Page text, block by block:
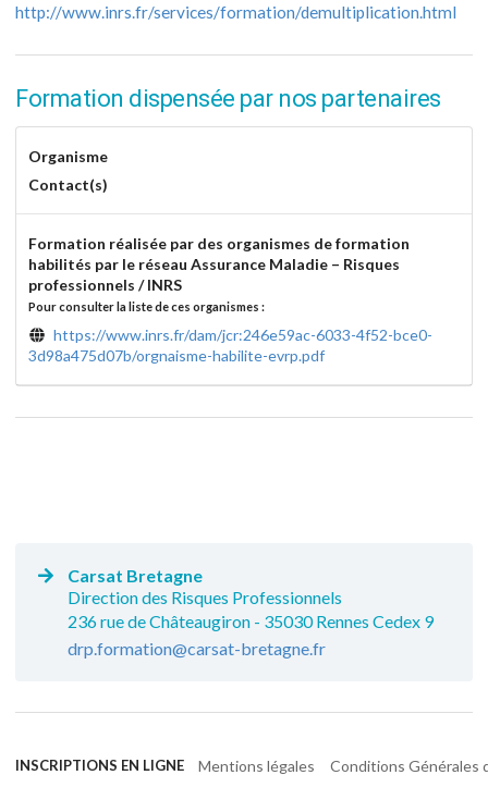
http://www.inrs.fr/services/formation/demultiplication.html
Formation dispensée par nos partenaires
Organisme
Contact(s)
Formation réalisée par des organismes de formation
habilités par le réseau Assurance Maladie – Risques
professionnels / INRS
Pour consulter la liste de ces organismes :
https://www.inrs.fr/dam/jcr:246e59ac-6033-4f52-bce0-
3d98a475d07b/orgnaisme-habilite-evrp.pdf
Carsat Bretagne
Direction des Risques Professionnels
236 rue de Châteaugiron - 35030 Rennes Cedex 9
drp.formation@carsat-bretagne.fr
INSCRIPTIONS EN LIGNE Mentions légales Conditions Générales